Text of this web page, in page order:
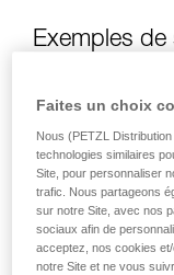
Exemples de
Faites un choix
Nous (PETZL
technologies similaires
Site, pour personnaliser
trafic. Nous partageons
sur notre Site, avec nos
sociaux afin de
acceptez, nos cookies
notre Site et ne vous